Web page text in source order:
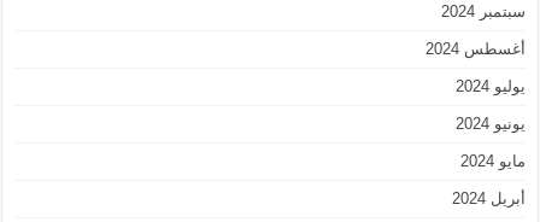
سبتمبر 2024
أغسطس 2024
يوليو 2024
يونيو 2024
مايو 2024
أبريل 2024